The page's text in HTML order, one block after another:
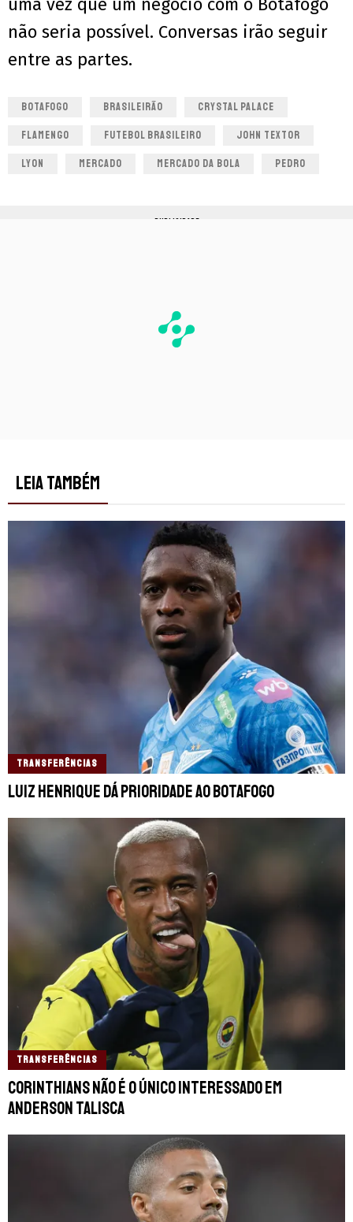
uma vez que um negócio com o Botafogo
não seria possível. Conversas irão seguir
entre as partes.
BOTAFOGO BRASILEIRÃO CRYSTAL PALACE
FLAMENGO FUTEBOL BRASILEIRO JOHN TEXTOR
LYON MERCADO MERCADO DA BOLA PEDRO
PUBLICIDADE
LEIA TAMBÉM
TRANSFERÊNCIAS
Luiz Henrique dá prioridade ao Botafogo
TRANSFERÊNCIAS
Corinthians não é o único interessado em
Anderson Talisca